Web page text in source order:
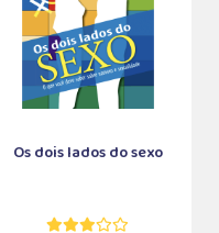
Os dois lados do sexo